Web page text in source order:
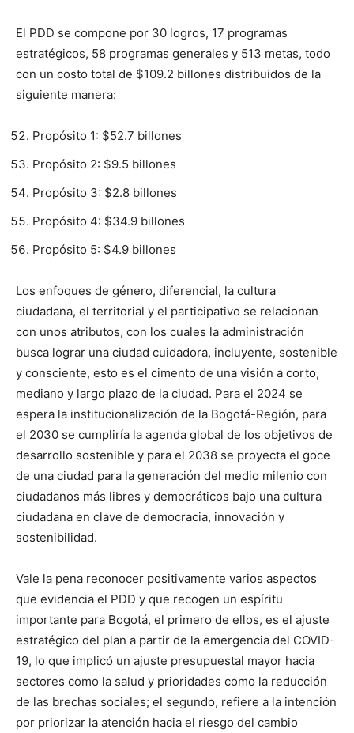
El PDD se compone por 30 logros, 17 programas
estratégicos, 58 programas generales y 513 metas, todo
con un costo total de $109.2 billones distribuidos de la
siguiente manera:
Propósito 1: $52.7 billones
Propósito 2: $9.5 billones
Propósito 3: $2.8 billones
Propósito 4: $34.9 billones
Propósito 5: $4.9 billones
Los enfoques de género, diferencial, la cultura
ciudadana, el territorial y el participativo se relacionan
con unos atributos, con los cuales la administración
busca lograr una ciudad cuidadora, incluyente, sostenible
y consciente, esto es el cimento de una visión a corto,
mediano y largo plazo de la ciudad. Para el 2024 se
espera la institucionalización de la Bogotá-Región, para
el 2030 se cumpliría la agenda global de los objetivos de
desarrollo sostenible y para el 2038 se proyecta el goce
de una ciudad para la generación del medio milenio con
ciudadanos más libres y democráticos bajo una cultura
ciudadana en clave de democracia, innovación y
sostenibilidad.
Vale la pena reconocer positivamente varios aspectos
que evidencia el PDD y que recogen un espíritu
importante para Bogotá, el primero de ellos, es el ajuste
estratégico del plan a partir de la emergencia del COVID-
19, lo que implicó un ajuste presupuestal mayor hacia
sectores como la salud y prioridades como la reducción
de las brechas sociales; el segundo, refiere a la intención
por priorizar la atención hacia el riesgo del cambio